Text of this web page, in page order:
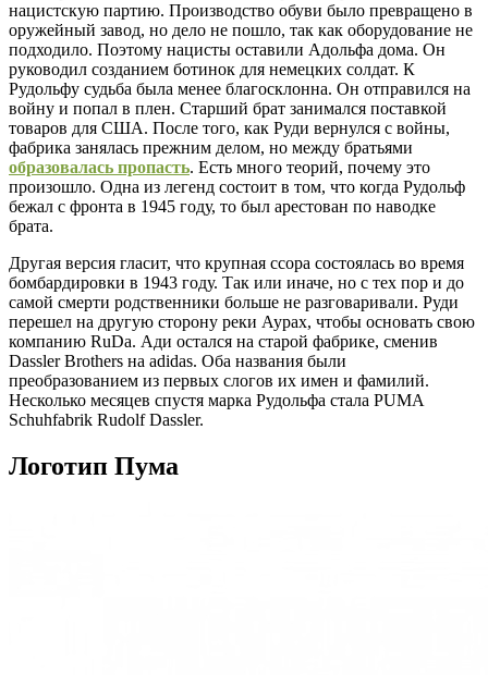
нацистскую партию. Производство обуви было превращено в
оружейный завод, но дело не пошло, так как оборудование не
подходило. Поэтому нацисты оставили Адольфа дома. Он
руководил созданием ботинок для немецких солдат. К
Рудольфу судьба была менее благосклонна. Он отправился на
войну и попал в плен. Старший брат занимался поставкой
товаров для США. После того, как Руди вернулся с войны,
фабрика занялась прежним делом, но между братьями
образовалась пропасть. Есть много теорий, почему это
произошло. Одна из легенд состоит в том, что когда Рудольф
бежал с фронта в 1945 году, то был арестован по наводке
брата.
Другая версия гласит, что крупная ссора состоялась во время
бомбардировки в 1943 году. Так или иначе, но с тех пор и до
самой смерти родственники больше не разговаривали. Руди
перешел на другую сторону реки Аурах, чтобы основать свою
компанию RuDa. Ади остался на старой фабрике, сменив
Dassler Brothers на adidas. Оба названия были
преобразованием из первых слогов их имен и фамилий.
Несколько месяцев спустя марка Рудольфа стала PUMA
Schuhfabrik Rudolf Dassler.
Логотип Пума